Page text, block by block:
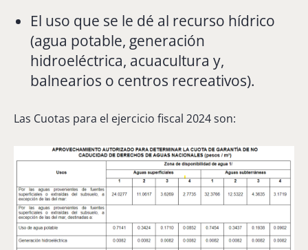
El uso que se le dé al recurso hídrico
(agua potable, generación
hidroeléctrica, acuacultura y,
balnearios o centros recreativos).
Las Cuotas para el ejercicio fiscal 2024 son: